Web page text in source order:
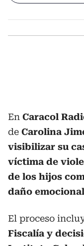
En Caracol
de Carolina
visibilizar su
víctima de
de los hijos
daño emocional
El proceso
Fiscalía y